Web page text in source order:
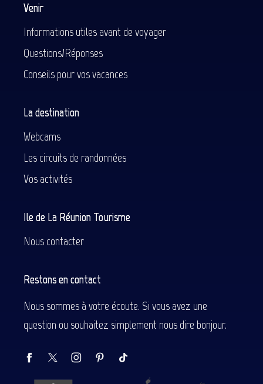
Venir
Informations utiles avant de voyager
Questions/Réponses
Conseils pour vos vacances
La destination
Webcams
Les circuits de randonnées
Vos activités
Ile de La Réunion Tourisme
Nous contacter
Restons en contact
Nous sommes à votre écoute. Si vous avez une
question ou souhaitez simplement nous dire bonjour.